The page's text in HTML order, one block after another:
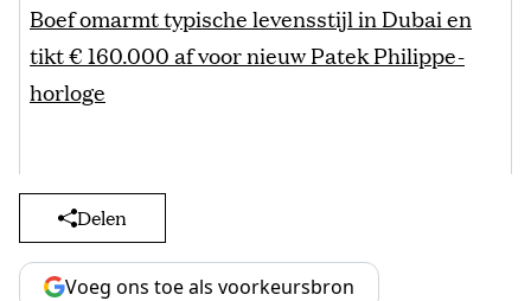
Boef omarmt typische levensstijl in Dubai en
tikt € 160.000 af voor nieuw Patek Philippe-
horloge
Delen
Voeg ons toe als voorkeursbron